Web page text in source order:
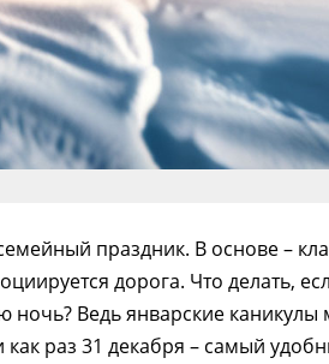
праздник. В основе –
дорога. Что делать,
ночь? Ведь январские каникулы
раз 31 декабря – самый